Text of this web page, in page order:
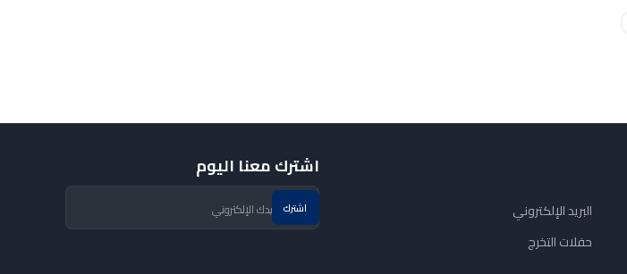
البريد الإلكتروني
حفلات التخرج
اشترك معنا اليوم